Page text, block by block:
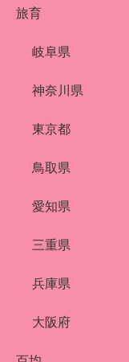
旅育
岐阜県
神奈川県
東京都
鳥取県
愛知県
三重県
兵庫県
大阪府